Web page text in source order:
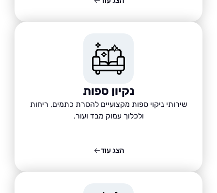
נקיון ספות
שירותי ניקוי ספות מקצועיים להסרת כתמים, ריחות
ולכלוך עמוק מבד ועור.